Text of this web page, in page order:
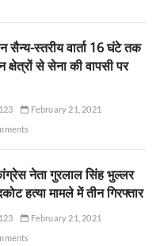
सैन्य-स्तरीय वार्ता 16 घंटे तक
क्षेत्रों से सेना की वापसी पर
February 21, 2021
नेता गुरलाल सिंह भुल्लर
हत्या मामले में तीन गिरफ्तार
February 21, 2021